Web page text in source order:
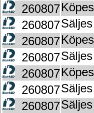
260807Köpes
260807Säljes
260807Köpes
260807Säljes
260807Köpes
260807Säljes
260807Säljes